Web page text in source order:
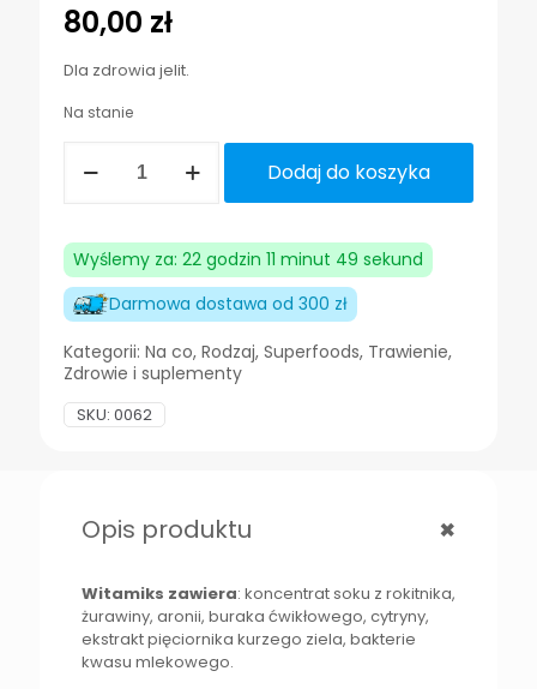
80,00 zł
Dla zdrowia jelit.
Na stanie
Witamiks
JELIT
120g
BIOLIT
kompleksowy
Dodaj do koszyka
Wyślemy za: 22 godzin 11 minut 49 sekund
Darmowa dostawa od 300 zł
Kategorii: Na co, Rodzaj, Superfoods, Trawienie,
Zdrowie i suplementy
SKU: 0062
Opis produktu +
Witamiks zawiera: koncentrat soku z rokitnika,
żurawiny, aronii, buraka ćwikłowego, cytryny,
ekstrakt pięciornika kurzego ziela, bakterie
kwasu mlekowego.